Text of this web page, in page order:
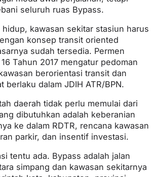
seluruh ruas Bypass.
kawasan sekitar stasiun harus
konsep transit oriented
sudah tersedia. Permen
Tahun 2017 mengatur pedoman
berorientasi transit dan
berlaku dalam JDIH ATR/BPN.
daerah tidak perlu memulai dari
dibutuhkan adalah keberanian
ke dalam RDTR, rencana kawasan
parkir, dan insentif investasi.
tentu ada. Bypass adalah jalan
simpang dan kawasan sekitarnya